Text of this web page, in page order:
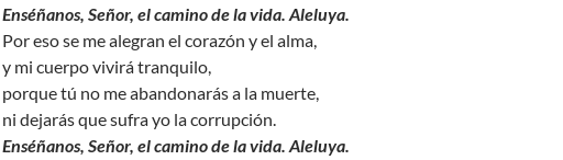
Enséñanos, Señor, el camino de la vida. Aleluya.
Por eso se me alegran el corazón y el alma,
y mi cuerpo vivirá tranquilo,
porque tú no me abandonarás a la muerte,
ni dejarás que sufra yo la corrupción.
Enséñanos, Señor, el camino de la vida. Aleluya.